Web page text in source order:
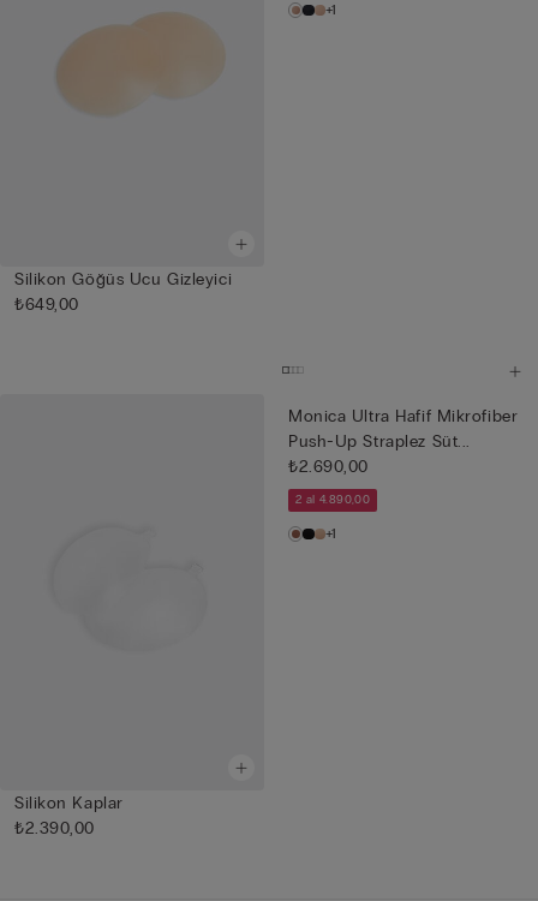
Silikon Göğüs Ucu Gizleyici
₺649,00
+1
Silikon Kaplar
₺2.390,00
Monica Ultra Hafif Mikrofiber
Push-Up Straplez Süt...
₺2.690,00
2 al 4.890,00
+1